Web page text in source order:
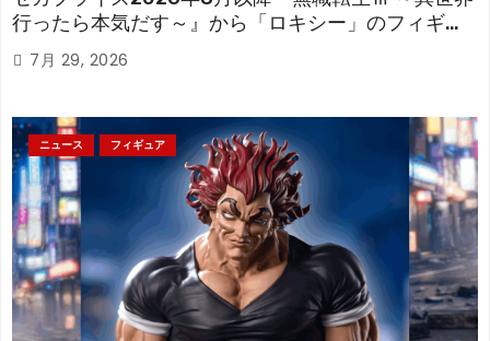
行ったら本気だす～』から「ロキシー」のフィギュ
アが登場！
7月 29, 2026
ニュース フィギュア